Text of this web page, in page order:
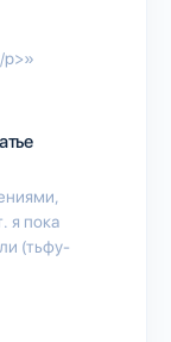
p>»
я пока
(тьфу-